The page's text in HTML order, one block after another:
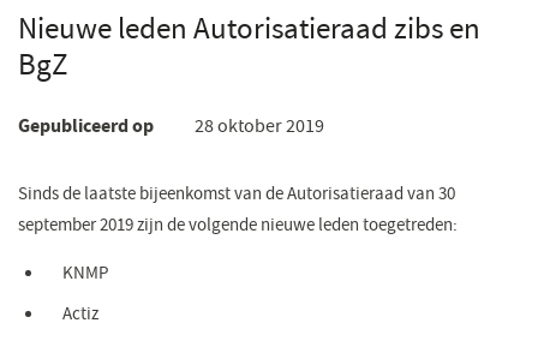
Nieuwe leden Autorisatieraad zibs en
BgZ
Gepubliceerd op 28 oktober 2019
Sinds de laatste bijeenkomst van de Autorisatieraad van 30
september 2019 zijn de volgende nieuwe leden toegetreden:
KNMP
Actiz